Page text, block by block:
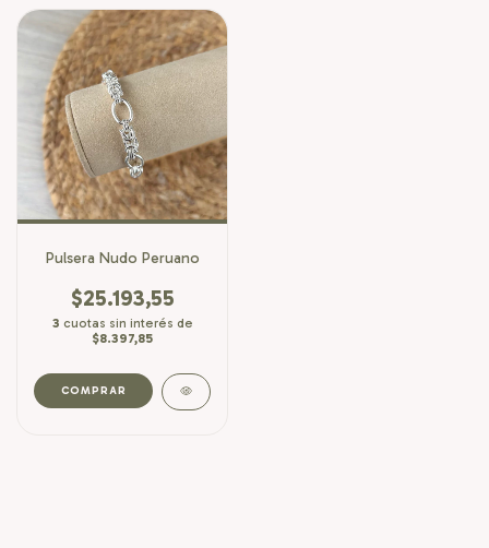
Pulsera Nudo Peruano
$25.193,55
3 cuotas sin interés de
$8.397,85